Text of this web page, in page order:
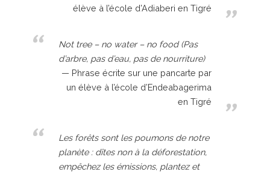
élève à l’école d’Adiaberi en Tigré
Not tree – no water – no food (Pas
d’arbre, pas d’eau, pas de nourriture)
Phrase écrite sur une pancarte par
un élève à l’école d’Endeabagerima
en Tigré
Les forêts sont les poumons de notre
planète : dîtes non à la déforestation,
empêchez les émissions, plantez et